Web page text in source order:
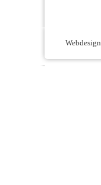
Webdesign